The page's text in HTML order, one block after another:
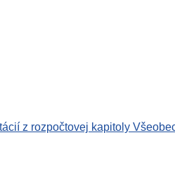
z rozpočtovej kapitoly